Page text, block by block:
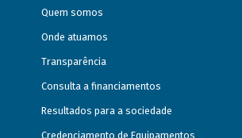
Quem somos
Onde atuamos
Transparência
Consulta a financiamentos
Resultados para a sociedade
Credenciamento de Equipamentos